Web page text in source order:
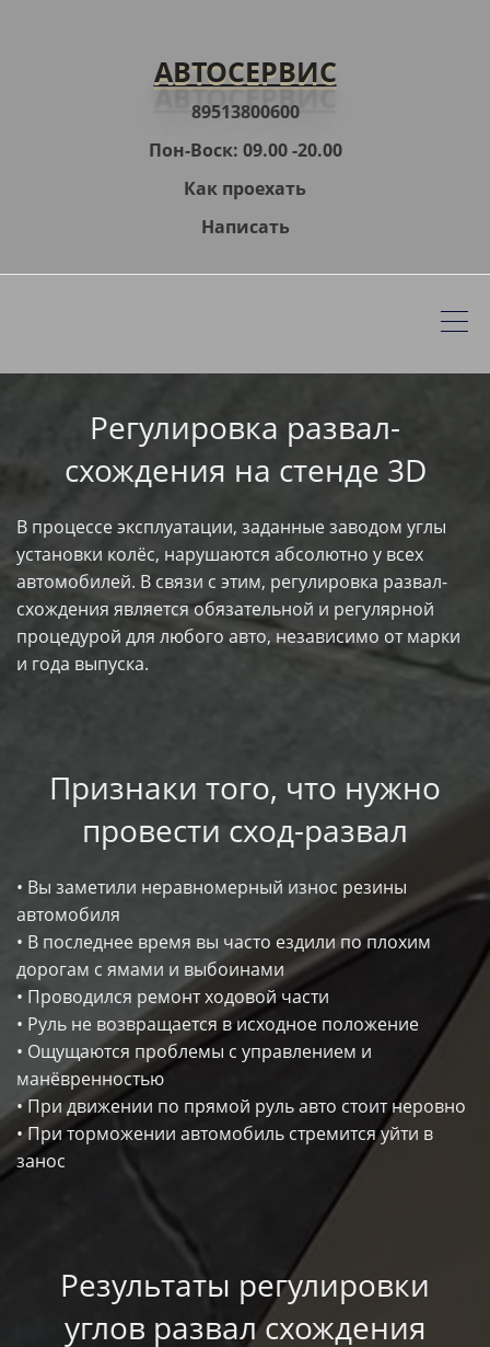
АВТОСЕРВИС
89513800600
Пон-Воск: 09.00 -20.00
Как проехать
Написать
Регулировка развал-
схождения на стенде 3D
В процессе эксплуатации, заданные заводом углы
установки колёс, нарушаются абсолютно у всех
автомобилей. В связи с этим, регулировка развал-
схождения является обязательной и регулярной
процедурой для любого авто, независимо от марки
и года выпуска.
Признаки того, что нужно
провести сход-развал
• Вы заметили неравномерный износ резины
автомобиля
• В последнее время вы часто ездили по плохим
дорогам с ямами и выбоинами
• Проводился ремонт ходовой части
• Руль не возвращается в исходное положение
• Ощущаются проблемы с управлением и
манёвренностью
• При движении по прямой руль авто стоит неровно
• При торможении автомобиль стремится уйти в
занос
Результаты регулировки
углов развал схождения